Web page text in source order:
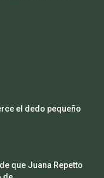
el dedo pequeño
que Juana Repetto